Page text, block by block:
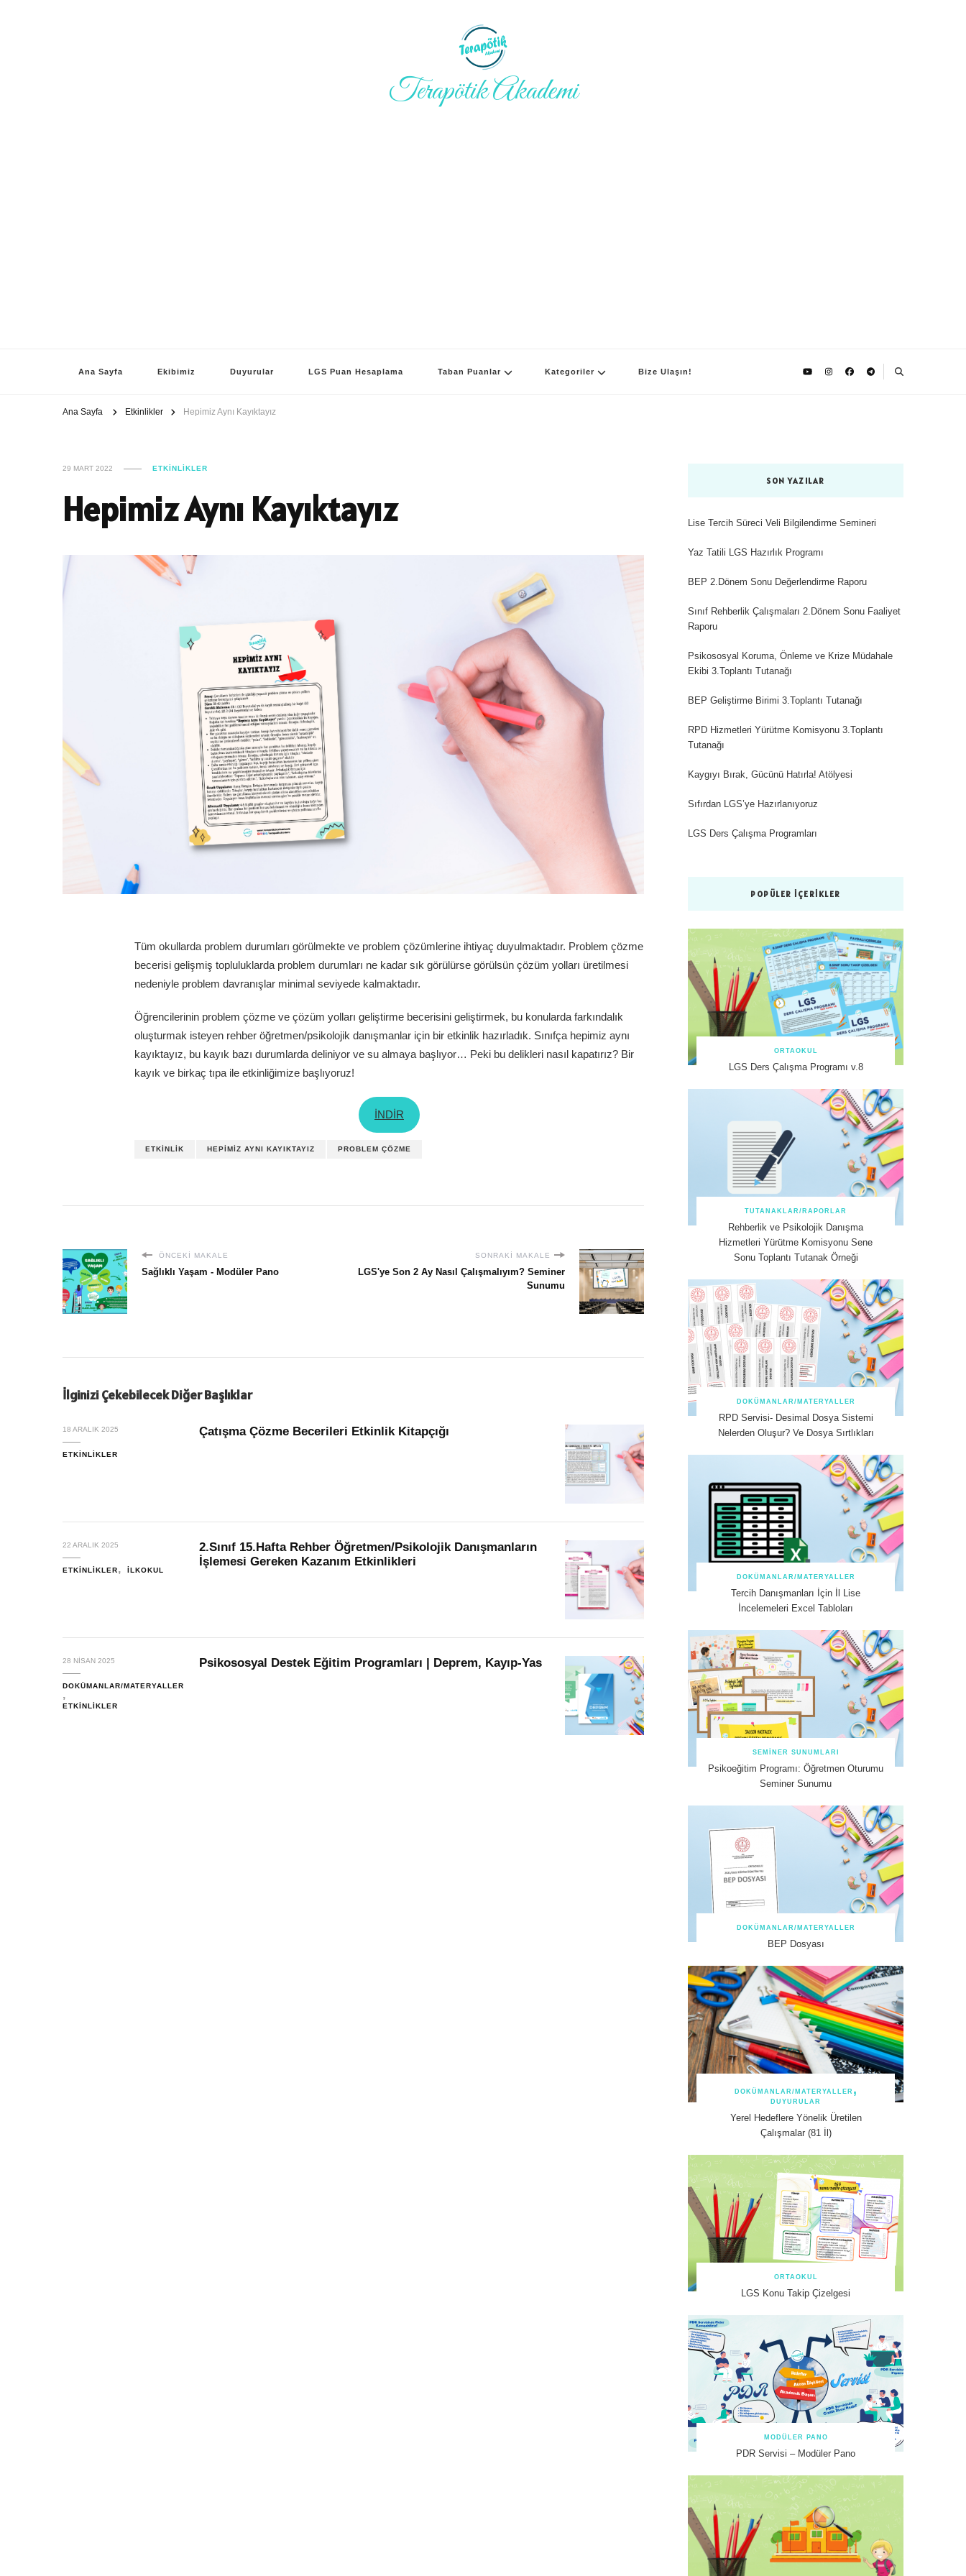
Terapötik Akademi
Ana Sayfa Ekibimiz Duyurular LGS Puan Hesaplama Taban Puanlar Kategoriler Bize Ulaşın!
Ana Sayfa Etkinlikler Hepimiz Aynı Kayıktayız
29 MART 2022 ETKINLIKLER
Hepimiz Aynı Kayıktayız
Tüm okullarda problem durumları görülmekte ve problem çözümlerine ihtiyaç duyulmaktadır. Problem çözme
becerisi gelişmiş topluluklarda problem durumları ne kadar sık görülürse görülsün çözüm yolları üretilmesi
nedeniyle problem davranışlar minimal seviyede kalmaktadır.
Öğrencilerinin problem çözme ve çözüm yolları geliştirme becerisini geliştirmek, bu konularda farkındalık
oluşturmak isteyen rehber öğretmen/psikolojik danışmanlar için bir etkinlik hazırladık. Sınıfça hepimiz aynı
kayıktayız, bu kayık bazı durumlarda deliniyor ve su almaya başlıyor… Peki bu delikleri nasıl kapatırız? Bir
kayık ve birkaç tıpa ile etkinliğimize başlıyoruz!
İNDİR
ETKINLIK HEPIMIZ AYNI KAYIKTAYIZ PROBLEM ÇÖZME
ÖNCEKI MAKALE
Sağlıklı Yaşam - Modüler Pano
SONRAKI MAKALE
LGS'ye Son 2 Ay Nasıl Çalışmalıyım? Seminer
Sunumu
İlginizi Çekebilecek Diğer Başlıklar
18 ARALIK 2025
ETKINLIKLER
Çatışma Çözme Becerileri Etkinlik Kitapçığı
22 ARALIK 2025
ETKINLIKLER İLKOKUL
2.Sınıf 15.Hafta Rehber Öğretmen/Psikolojik Danışmanların
İşlemesi Gereken Kazanım Etkinlikleri
28 NISAN 2025
DOKÜMANLAR/MATERYALLER
ETKINLIKLER
Psikososyal Destek Eğitim Programları | Deprem, Kayıp-Yas
SON YAZILAR
Lise Tercih Süreci Veli Bilgilendirme Semineri
Yaz Tatili LGS Hazırlık Programı
BEP 2.Dönem Sonu Değerlendirme Raporu
Sınıf Rehberlik Çalışmaları 2.Dönem Sonu Faaliyet
Raporu
Psikososyal Koruma, Önleme ve Krize Müdahale
Ekibi 3.Toplantı Tutanağı
BEP Geliştirme Birimi 3.Toplantı Tutanağı
RPD Hizmetleri Yürütme Komisyonu 3.Toplantı
Tutanağı
Kaygıyı Bırak, Gücünü Hatırla! Atölyesi
Sıfırdan LGS’ye Hazırlanıyoruz
LGS Ders Çalışma Programları
POPÜLER İÇERIKLER
ORTAOKUL
LGS Ders Çalışma Programı v.8
TUTANAKLAR/RAPORLAR
Rehberlik ve Psikolojik Danışma
Hizmetleri Yürütme Komisyonu Sene
Sonu Toplantı Tutanak Örneği
DOKÜMANLAR/MATERYALLER
RPD Servisi- Desimal Dosya Sistemi
Nelerden Oluşur? Ve Dosya Sırtlıkları
DOKÜMANLAR/MATERYALLER
Tercih Danışmanları İçin İl Lise
İncelemeleri Excel Tabloları
SEMINER SUNUMLARI
Psikoeğitim Programı: Öğretmen Oturumu
Seminer Sunumu
DOKÜMANLAR/MATERYALLER
BEP Dosyası
DOKÜMANLAR/MATERYALLER
DUYURULAR
Yerel Hedeflere Yönelik Üretilen
Çalışmalar (81 İl)
ORTAOKUL
LGS Konu Takip Çizelgesi
MODÜLER PANO
PDR Servisi – Modüler Pano